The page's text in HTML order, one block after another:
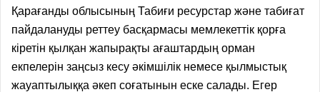
Қарағанды облысының Табиғи ресурстар және табиғат
пайдалануды реттеу басқармасы мемлекеттік қорға
кіретін қылқан жапырақты ағаштардың орман
екпелерін заңсыз кесу әкімшілік немесе қылмыстық
жауаптылыққа әкеп соғатынын еске салады. Егер